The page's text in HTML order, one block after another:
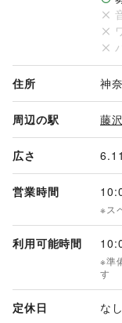
軟な活用が可能です
また、イベントス
住所 神
周辺の駅 藤
広さ
営業時間
※ス
利用可能時間
※準
す
定休日 なし